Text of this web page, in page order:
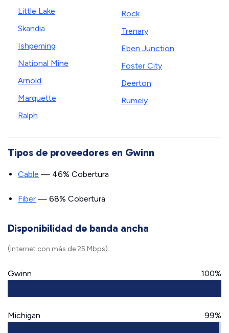
Little Lake
Skandia
Ishpeming
National Mine
Arnold
Marquette
Ralph
Rock
Trenary
Eben Junction
Foster City
Deerton
Rumely
Tipos de proveedores en Gwinn
Cable — 46% Cobertura
Fiber — 68% Cobertura
Disponibilidad de banda ancha
(Internet con más de 25 Mbps)
Gwinn 100%
Michigan 99%